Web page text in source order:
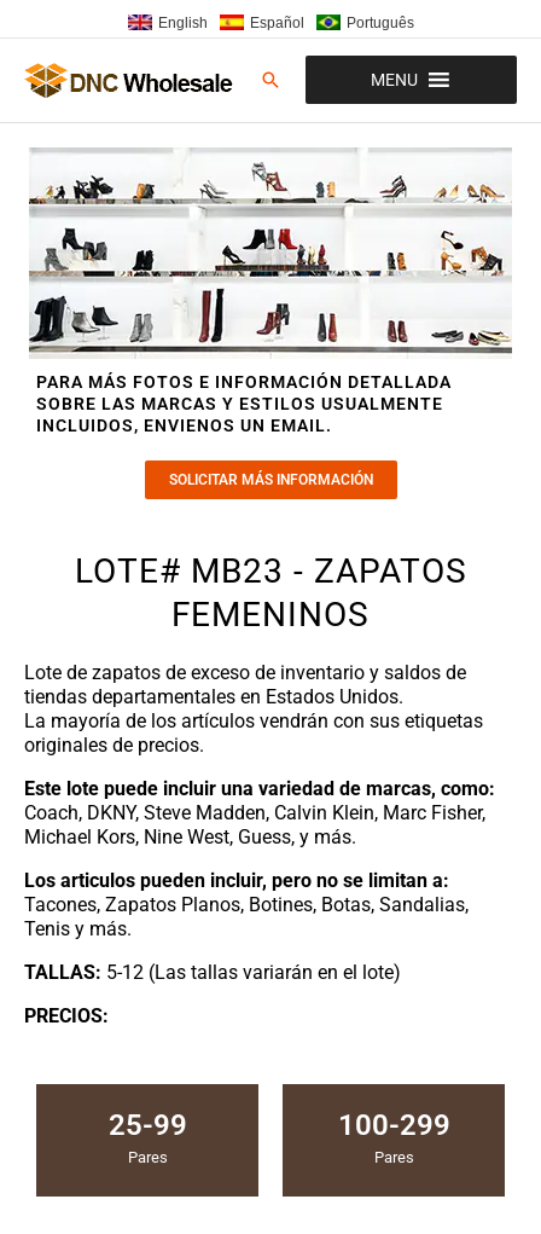
al
contenido
English Español Português
Buscar MENU
PARA MÁS FOTOS E INFORMACIÓN DETALLADA
SOBRE LAS MARCAS Y ESTILOS USUALMENTE
INCLUIDOS, ENVIENOS UN EMAIL.
SOLICITAR MÁS INFORMACIÓN
LOTE# MB23 - ZAPATOS
FEMENINOS
Lote de zapatos de exceso de inventario y saldos de
tiendas departamentales en Estados Unidos.
La mayoría de los artículos vendrán con sus etiquetas
originales de precios.
Este lote puede incluir una variedad de marcas, como:
Coach, DKNY, Steve Madden, Calvin Klein, Marc Fisher,
Michael Kors, Nine West, Guess, y más.
Los articulos pueden incluir, pero no se limitan a:
Tacones, Zapatos Planos, Botines, Botas, Sandalias,
Tenis y más.
TALLAS: 5-12 (Las tallas variarán en el lote)
PRECIOS:
25-99
Pares
100-299
Pares